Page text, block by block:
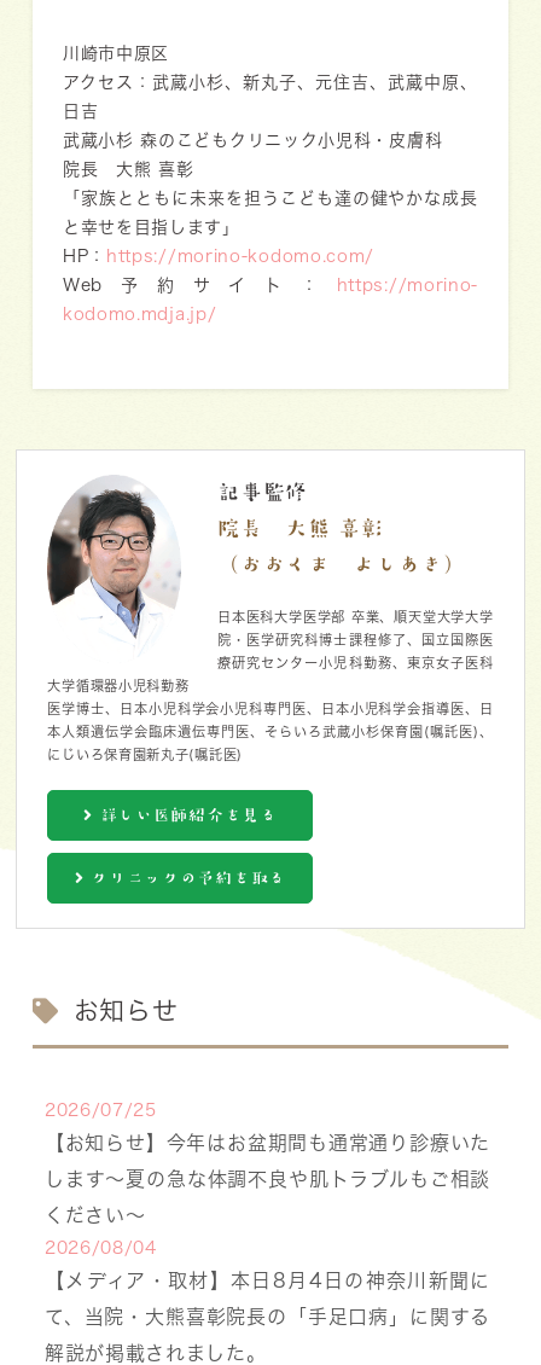
川崎市中原区
アクセス：武蔵小杉、新丸子、元住吉、武蔵中原、
日吉
武蔵小杉 森のこどもクリニック小児科・皮膚科
院長 大熊 喜彰
「家族とともに未来を担うこども達の健やかな成長
と幸せを目指します」
HP：
https://morino-kodomo.com/
Web予約サイト：
https://morino-
kodomo.mdja.jp/
記事監修
院長 大熊 喜彰
（おおくま よしあき）
日本医科大学医学部 卒業、順天堂大学大学
院・医学研究科博士課程修了、国立国際医
療研究センター小児科勤務、東京女子医科
大学循環器小児科勤務
医学博士、日本小児科学会小児科専門医、日本小児科学会指導医、日
本人類遺伝学会臨床遺伝専門医、そらいろ武蔵小杉保育園(嘱託医)、
にじいろ保育園新丸子(嘱託医)
詳しい医師紹介を見る
クリニックの予約を取る
お知らせ
2026/07/25
【お知らせ】今年はお盆期間も通常通り診療いた
します〜夏の急な体調不良や肌トラブルもご相談
ください〜
2026/08/04
【メディア・取材】本日8月4日の神奈川新聞に
て、当院・大熊喜彰院長の「手足口病」に関する
解説が掲載されました。